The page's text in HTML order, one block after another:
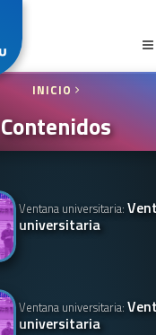
INICIO
Contenidos
Ventana universitaria:
universitaria
Ventana universitaria:
universitaria